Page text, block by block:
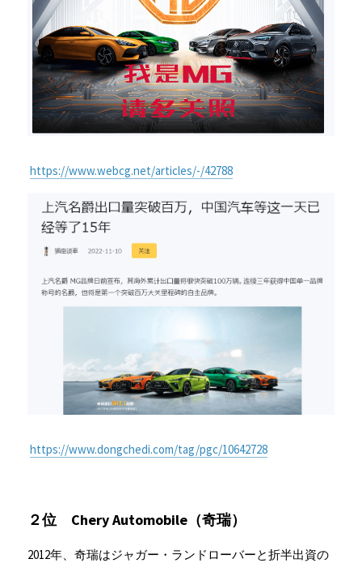
https://www.webcg.net/articles/-/42788
https://www.dongchedi.com/tag/pgc/10642728
２位　Chery Automobile（奇瑞）
2012年、奇瑞はジャガー・ランドローバーと折半出資の